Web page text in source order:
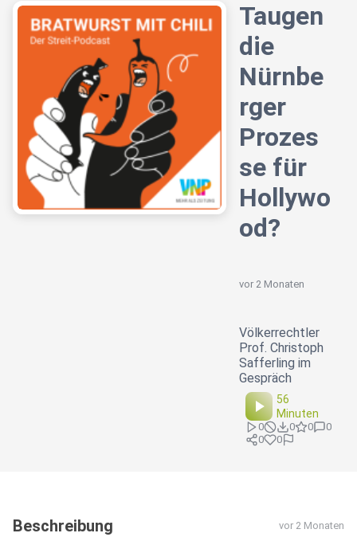
Taugen
die
Nürnbe
rger
Prozes
se für
Hollywo
od?
vor 2 Monaten
Völkerrechtler
Prof. Christoph
Safferling im
Gespräch
56
Minuten
0 0 0
0
0
0
Beschreibung vor 2 Monaten